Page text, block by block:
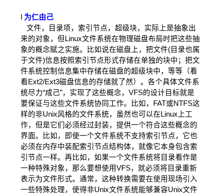
为仁由己
文件，目录项，索引节点，超级块，实际上是抽象出
来的对象，但Linux文件系统在物理磁盘布局时把这些抽
象的概念赋之实施。比如说在磁盘上，把文件(目录也属
于文件)信息按照索引节点形式存储在单独的块中；把文
件系统控制信息集中存储在磁盘的超级块中，等等（看
看Ext2/Ext3磁盘信息的存储就了然）。各个具体文件系
统尽力“成己”，实现了这些概念，VFS的设计目标就是
要保证与这些文件系统协同工作。比如，FAT或NTFS这
样的非Unix风格的文件系统，虽然也可以在Linux上工
作，但是它们必须经过封装，提供一个符合这些概念的
界面。比如，即使一个文件系统不支持索引节点，它也
必须在内存中装配索引节点结构体，就像它本身包含索
引节点一样。再比如，如果一个文件系统将目录看作是
一种特殊对象，那么要想使用VFS，就必须将目录重新
表示为文件形式。通常，这种转换需要在使用现场引入
一些特殊处理，使得非Unix文件系统能够兼容Unix文件